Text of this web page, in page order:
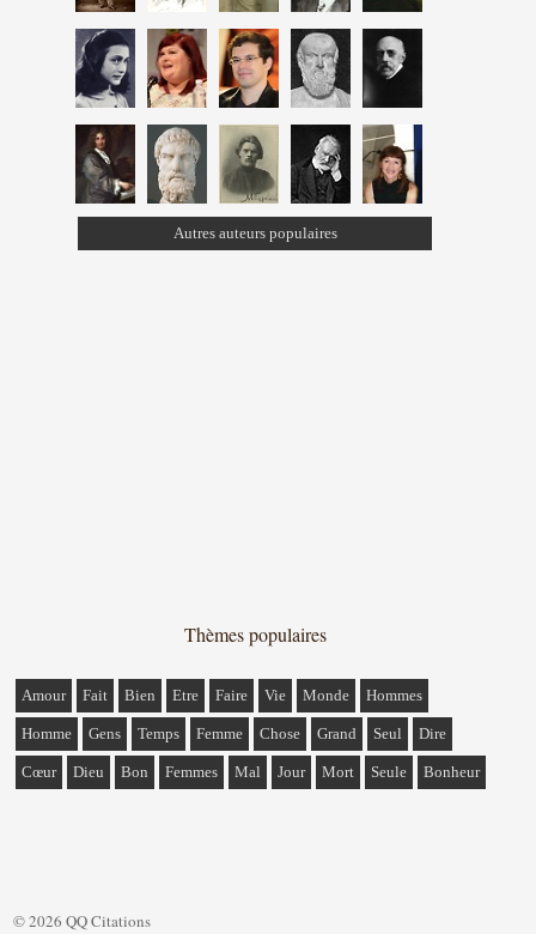
Autres auteurs populaires
Thèmes populaires
Amour Fait Bien Etre Faire Vie Monde Hommes
Homme Gens Temps Femme Chose Grand Seul Dire
Cœur Dieu Bon Femmes Mal Jour Mort Seule Bonheur
© 2026 QQ Citations